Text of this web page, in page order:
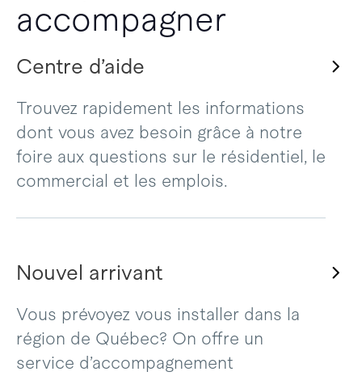
accompagner
Centre d’aide
Trouvez rapidement les informations
dont vous avez besoin grâce à notre
foire aux questions sur le résidentiel, le
commercial et les emplois.
Nouvel arrivant
Vous prévoyez vous installer dans la
région de Québec? On offre un
service d’accompagnement